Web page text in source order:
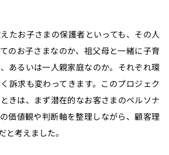
たお子さまの保護者といっても、その人
のお子さまなのか、祖父母と一緒に子育
あるいは一人親家庭なのか。それぞれ環
訴求も変わってきます。このプロジェク
きは、まず潜在的なお客さまのペルソナ
価値観や判断軸を整理しながら、顧客理
と考えました。